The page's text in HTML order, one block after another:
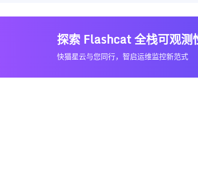
探索 Flashcat 全栈可观测
快猫星云与您同行，智启运维监控新范式